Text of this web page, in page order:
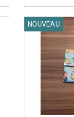
NOUVEAU